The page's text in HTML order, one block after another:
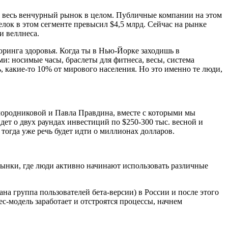
весь венчурный рынок в целом. Публичные компании на этом
в этом сегменте превысил $4,5 млрд. Сейчас на рынке
веллнеса.
здоровья. Когда ты в Нью-Йорке заходишь в
носимые часы, браслеты для фитнеса, весы, система
то 10% от мирового населения. Но это именно те люди,
и Павла Правдина, вместе с которыми мы
о двух раундах инвестиций по $250-300 тыс. весной и
уже речь будет идти о миллионах долларов.
где люди активно начинают использовать различные
группа пользователей бета-версии) в России и после этого
заработает и отстроятся процессы, начнем